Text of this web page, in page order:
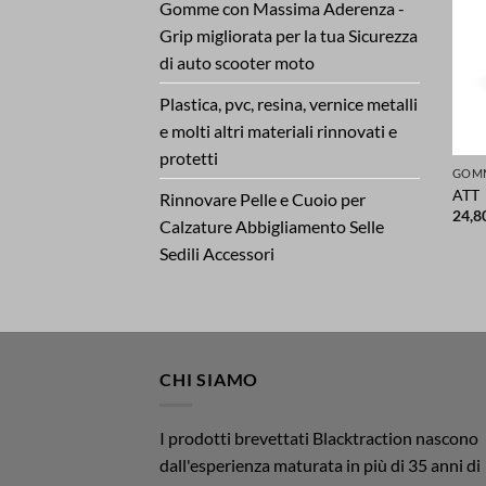
Gomme con Massima Aderenza -
Grip migliorata per la tua Sicurezza
di auto scooter moto
Plastica, pvc, resina, vernice metalli
e molti altri materiali rinnovati e
protetti
Rinnovare Pelle e Cuoio per
Calzature Abbigliamento Selle
Sedili Accessori
ATT
CHI SIAMO
I prodotti brevettati Blacktraction nascono
dall'esperienza maturata in più di 35 anni di